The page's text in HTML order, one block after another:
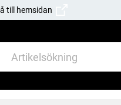
till hemsidan